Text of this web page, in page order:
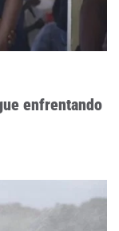
enfrentando